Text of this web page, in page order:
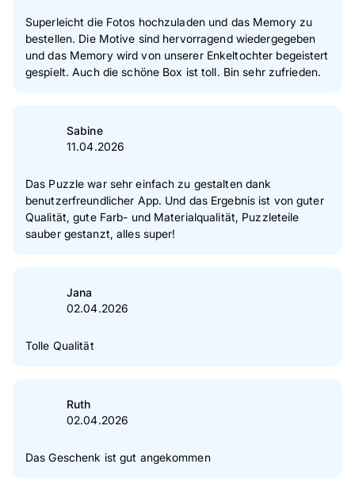
Superleicht die Fotos hochzuladen und das Memory zu
bestellen. Die Motive sind hervorragend wiedergegeben
und das Memory wird von unserer Enkeltochter begeistert
gespielt. Auch die schöne Box ist toll. Bin sehr zufrieden.
Sabine
11.04.2026
Das Puzzle war sehr einfach zu gestalten dank
benutzerfreundlicher App. Und das Ergebnis ist von guter
Qualität, gute Farb- und Materialqualität, Puzzleteile
sauber gestanzt, alles super!
Jana
02.04.2026
Tolle Qualität
Ruth
02.04.2026
Das Geschenk ist gut angekommen